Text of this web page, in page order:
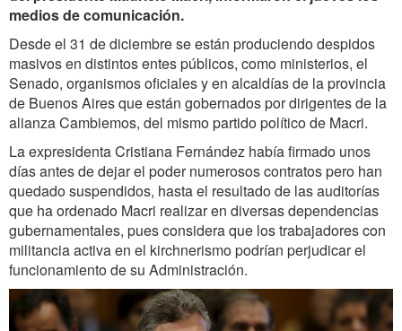
medios de comunicación.
Desde el 31 de diciembre se están produciendo despidos
masivos en distintos entes públicos, como ministerios, el
Senado, organismos oficiales y en alcaldías de la provincia
de Buenos Aires que están gobernados por dirigentes de la
alianza Cambiemos, del mismo partido político de Macri.
La expresidenta Cristiana Fernández había firmado unos
días antes de dejar el poder numerosos contratos pero han
quedado suspendidos, hasta el resultado de las auditorías
que ha ordenado Macri realizar en diversas dependencias
gubernamentales, pues considera que los trabajadores con
militancia activa en el kirchnerismo podrían perjudicar el
funcionamiento de su Administración.